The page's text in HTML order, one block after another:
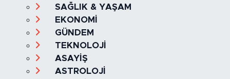
SAĞLIK & YAŞAM
EKONOMİ
GÜNDEM
TEKNOLOJİ
ASAYİŞ
ASTROLOJİ